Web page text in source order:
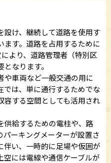
け、継続して道路を使用す
ます。道路を占用するために
より、道路管理者（特別区
なります。
車両など一般交通の用に
では、単に通行するためでな
容する空間としても活用され
給するための電柱や、路
パーキングメーターが設置さ
伴い、一時的に足場や仮囲が
には電線や通信ケーブルが